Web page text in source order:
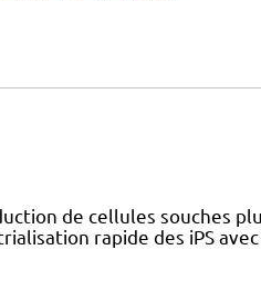
de cellules souches
rapide des iPS